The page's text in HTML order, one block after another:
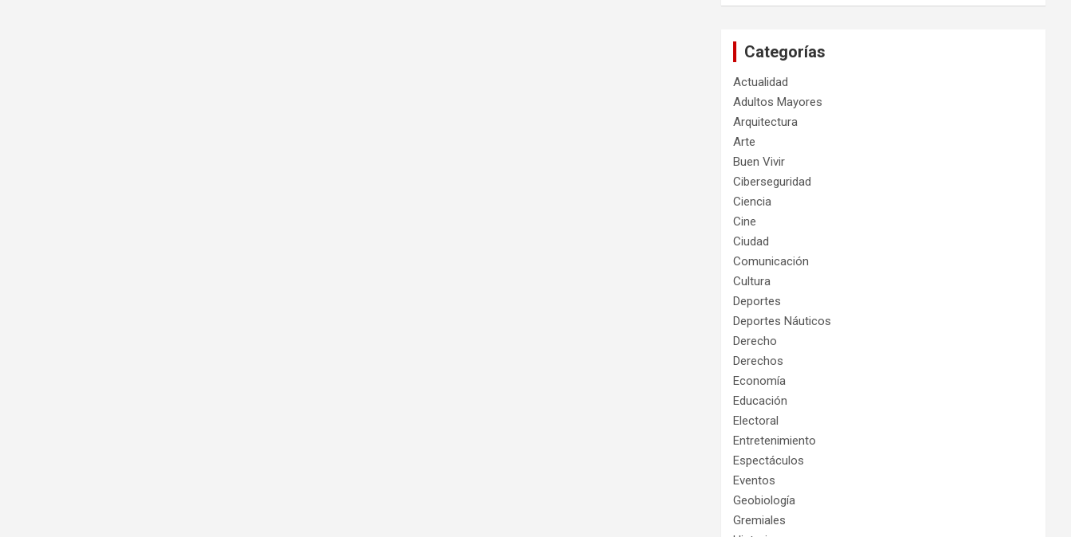
Categorías
Actualidad
Adultos Mayores
Arquitectura
Arte
Buen Vivir
Ciberseguridad
Ciencia
Cine
Ciudad
Comunicación
Cultura
Deportes
Deportes Náuticos
Derecho
Derechos
Economía
Educación
Electoral
Entretenimiento
Espectáculos
Eventos
Geobiología
Gremiales